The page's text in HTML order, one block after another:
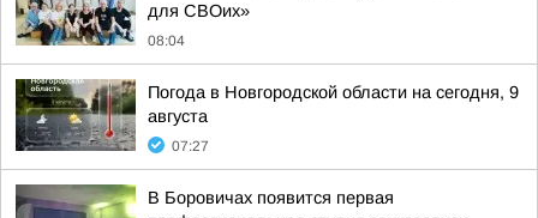
для СВОих»
08:04
Погода в Новгородской области на сегодня, 9
августа
07:27
В Боровичах появится первая